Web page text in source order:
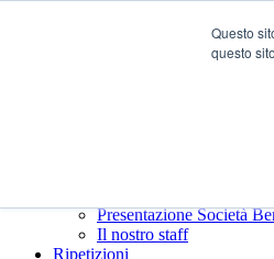
Questo
questo
Presentazione Società
Il nostro staff
Ripetizioni